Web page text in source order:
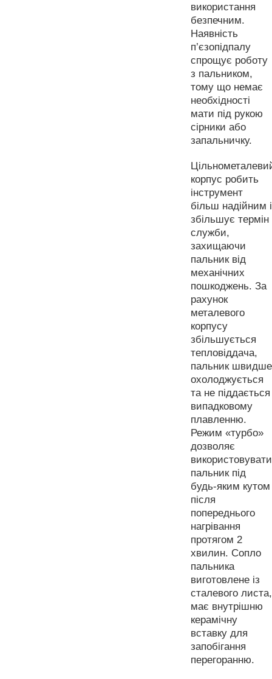
використання
безпечним.
Наявність
п’єзопідпалу
спрощує роботу
з пальником,
тому що немає
необхідності
мати під рукою
сірники або
запальничку.
корпус робить
інструмент
більш надійним і
збільшує термін
служби,
захищаючи
пальник від
механічних
пошкоджень. За
рахунок
металевого
корпусу
збільшується
тепловіддача,
пальник швидше
охолоджується
та не піддається
випадковому
плавленню.
Режим «турбо»
дозволяє
використовувати
пальник під
будь-яким кутом
після
попереднього
нагрівання
протягом 2
хвилин. Сопло
пальника
виготовлене із
сталевого листа,
має внутрішню
керамічну
вставку для
запобігання
перегоранню.